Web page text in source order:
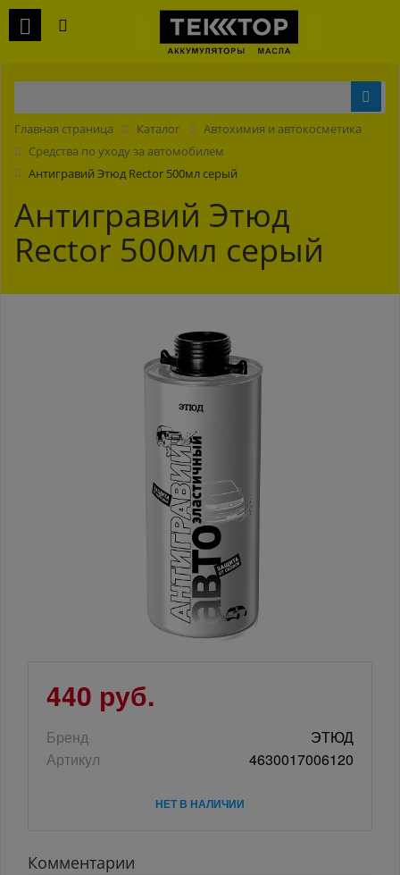
Главная страница Каталог
Автохимия и автокосметика
Средства по уходу за автомобилем
Антигравий Этюд Rector 500мл серый
Антигравий Этюд
Rector 500мл серый
440 руб.
Бренд
ЭТЮД
Артикул
4630017006120
НЕТ В НАЛИЧИИ
Комментарии